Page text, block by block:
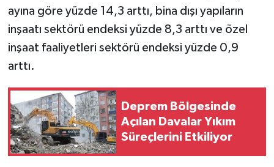
ayına göre yüzde 14,3 arttı, bina dışı yapıların
inşaatı sektörü endeksi yüzde 8,3 arttı ve özel
inşaat faaliyetleri sektörü endeksi yüzde 0,9
arttı.
Deprem Bölgesinde
Açılan Davalar Yıkım
Süreçlerini Etkiliyor